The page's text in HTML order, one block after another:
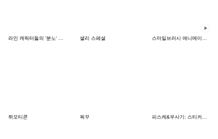
라인 캐릭터들의 '분노' 시리즈 샐리 스페셜 스마일브러시 애니메이션 스티커
쮜모티콘 왹꾸